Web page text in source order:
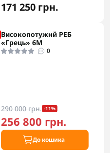
171 250 грн.
Високопотужнй РЕБ
«Грець» 6М
0
290 000 грн. -11%
256 800 грн.
До кошика